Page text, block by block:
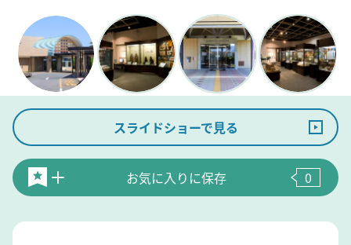
スライドショーで見る
お気に入りに保存 0